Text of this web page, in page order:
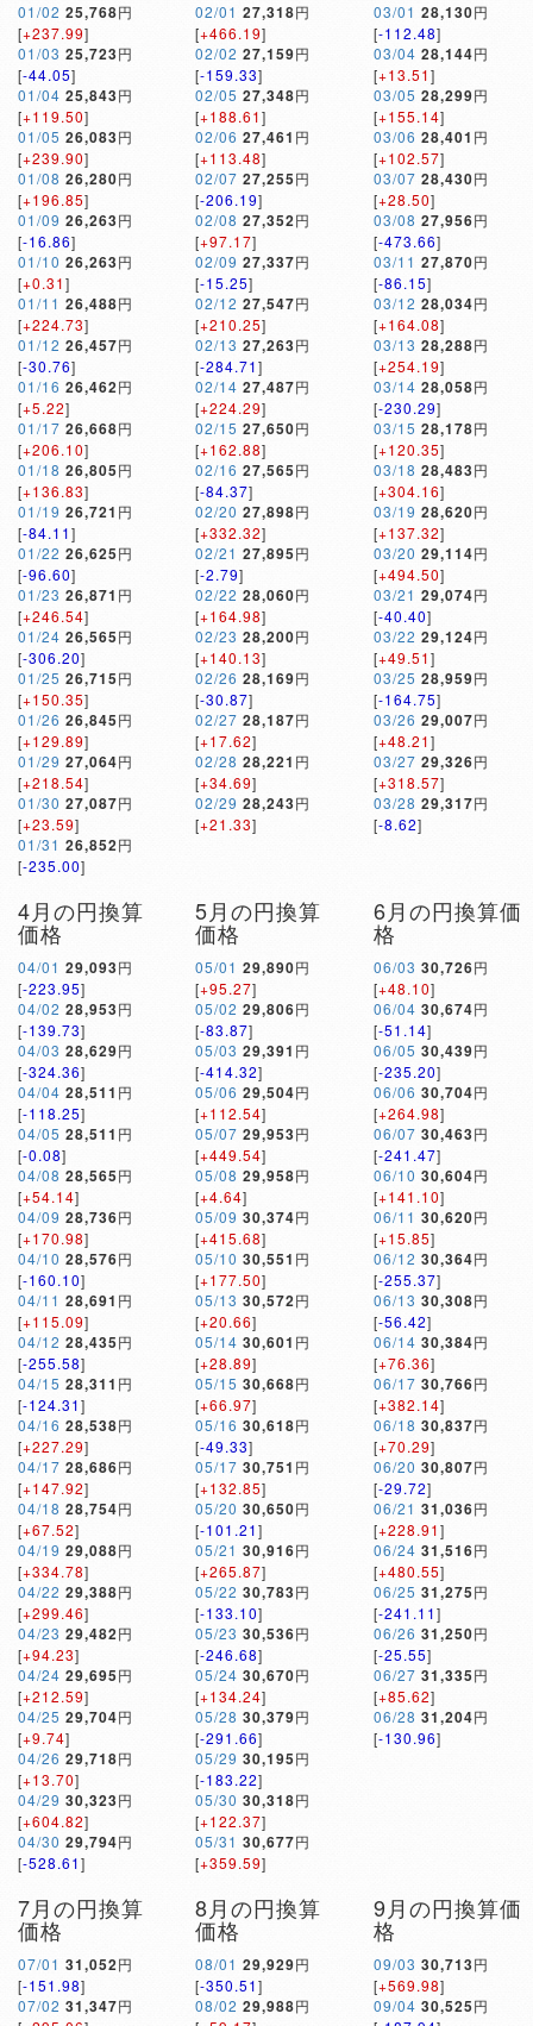
01/02 25,768円
[+237.99]
01/03 25,723円
[-44.05]
01/04 25,843円
[+119.50]
01/05 26,083円
[+239.90]
01/08 26,280円
[+196.85]
01/09 26,263円
[-16.86]
01/10 26,263円
[+0.31]
01/11 26,488円
[+224.73]
01/12 26,457円
[-30.76]
01/16 26,462円
[+5.22]
01/17 26,668円
[+206.10]
01/18 26,805円
[+136.83]
01/19 26,721 円
[-84.11]
01/22 26,625円
[-96.60]
01/23 26,871 円
[+246.54]
01/24 26,565円
[-306.20]
01/25 26,715円
[+150.35]
01/26 26,845円
[+129.89]
01/29 27,064円
[+218.54]
01/30 27,087円
[+23.59]
01/31 26,852円
[-235.00]
02/01 27,318円
[+466.19]
02/02 27,159円
[-159.33]
02/05 27,348円
[+188.61]
02/06 27,461 円
[+113.48]
02/07 27,255円
[-206.19]
02/08 27,352円
[+97.17]
02/09 27,337円
[-15.25]
02/12 27,547円
[+210.25]
02/13 27,263円
[-284.71]
02/14 27,487円
[+224.29]
02/15 27,650円
[+162.88]
02/16 27,565円
[-84.37]
02/20 27,898円
[+332.32]
02/21 27,895円
[-2.79]
02/22 28,060円
[+164.98]
02/23 28,200円
[+140.13]
02/26 28,169円
[-30.87]
02/27 28,187円
[+17.62]
02/28 28,221 円
[+34.69]
02/29 28,243円
[+21.33]
03/01 28,130円
[-112.48]
03/04 28,144円
[+13.51]
03/05 28,299円
[+155.14]
03/06 28,401 円
[+102.57]
03/07 28,430円
[+28.50]
03/08 27,956円
[-473.66]
03/11 27,870円
[-86.15]
03/12 28,034円
[+164.08]
03/13 28,288円
[+254.19]
03/14 28,058円
[-230.29]
03/15 28,178円
[+120.35]
03/18 28,483円
[+304.16]
03/19 28,620円
[+137.32]
03/20 29,114円
[+494.50]
03/21 29,074円
[-40.40]
03/22 29,124円
[+49.51]
03/25 28,959円
[-164.75]
03/26 29,007円
[+48.21]
03/27 29,326円
[+318.57]
03/28 29,317円
[-8.62]
4月の円換算
価格
04/01 29,093円
[-223.95]
04/02 28,953円
[-139.73]
04/03 28,629円
[-324.36]
04/04 28,511 円
[-118.25]
04/05 28,511 円
[-0.08]
04/08 28,565円
[+54.14]
04/09 28,736円
[+170.98]
04/10 28,576円
[-160.10]
04/11 28,691 円
[+115.09]
04/12 28,435円
[-255.58]
04/15 28,311 円
[-124.31]
04/16 28,538円
[+227.29]
04/17 28,686円
[+147.92]
04/18 28,754円
[+67.52]
04/19 29,088円
[+334.78]
04/22 29,388円
[+299.46]
04/23 29,482円
[+94.23]
04/24 29,695円
[+212.59]
04/25 29,704円
[+9.74]
04/26 29,718円
[+13.70]
04/29 30,323円
[+604.82]
04/30 29,794円
[-528.61]
5月の円換算
価格
05/01 29,890円
[+95.27]
05/02 29,806円
[-83.87]
05/03 29,391 円
[-414.32]
05/06 29,504円
[+112.54]
05/07 29,953円
[+449.54]
05/08 29,958円
[+4.64]
05/09 30,374円
[+415.68]
05/10 30,551 円
[+177.50]
05/13 30,572円
[+20.66]
05/14 30,601 円
[+28.89]
05/15 30,668円
[+66.97]
05/16 30,618円
[-49.33]
05/17 30,751 円
[+132.85]
05/20 30,650円
[-101.21]
05/21 30,916円
[+265.87]
05/22 30,783円
[-133.10]
05/23 30,536円
[-246.68]
05/24 30,670円
[+134.24]
05/28 30,379円
[-291.66]
05/29 30,195円
[-183.22]
05/30 30,318円
[+122.37]
05/31 30,677円
[+359.59]
6月の円換算価
格
06/03 30,726円
[+48.10]
06/04 30,674円
[-51.14]
06/05 30,439円
[-235.20]
06/06 30,704円
[+264.98]
06/07 30,463円
[-241.47]
06/10 30,604円
[+141.10]
06/11 30,620円
[+15.85]
06/12 30,364円
[-255.37]
06/13 30,308円
[-56.42]
06/14 30,384円
[+76.36]
06/17 30,766円
[+382.14]
06/18 30,837円
[+70.29]
06/20 30,807円
[-29.72]
06/21 31,036円
[+228.91]
06/24 31,516円
[+480.55]
06/25 31,275円
[-241.11]
06/26 31,250円
[-25.55]
06/27 31,335円
[+85.62]
06/28 31,204円
[-130.96]
7月の円換算
価格
07/01 31,052円
[-151.98]
07/02 31,347円
8月の円換算
価格
08/01 29,929円
[-350.51]
08/02 29,988円
9月の円換算価
格
09/03 30,713円
[+569.98]
09/04 30,525円